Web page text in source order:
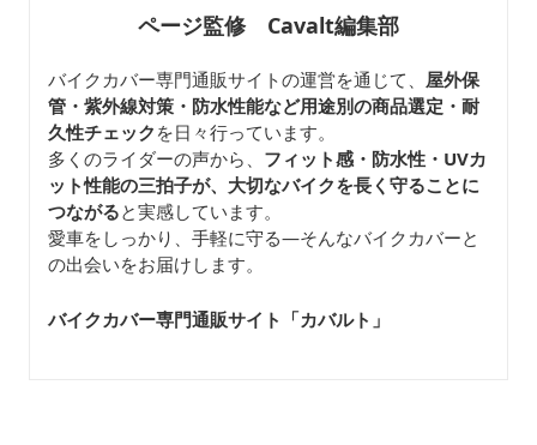
ページ監修 Cavalt編集部
バイクカバー専門通販サイトの運営を通じて、 屋外保
管・紫外線対策・防水性能など用途別の商品選定・耐
久性チェック を日々行っています。
多くのライダーの声から、 フィット感・防水性・UVカ
ット性能の三拍子が、大切なバイクを長く守ることに
つながると実感しています。
愛車をしっかり、手軽に守る—そんなバイクカバーと
の出会いをお届けします。
バイクカバー専門通販サイト「カバルト 」